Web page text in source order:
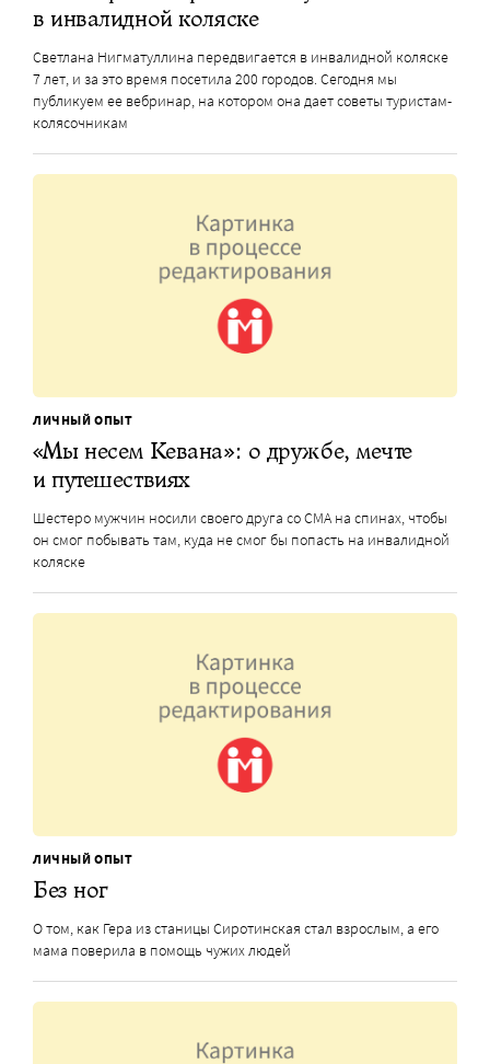
в инвалидной коляске
Светлана Нигматуллина передвигается в инвалидной коляске
7 лет, и за это время посетила 200 городов. Сегодня мы
публикуем ее вебринар, на котором она дает советы туристам-
колясочникам
ЛИЧНЫЙ ОПЫТ
«Мы несем Кевана»: о дружбе, мечте
и путешествиях
Шестеро мужчин носили своего друга со СМА на спинах, чтобы
он смог побывать там, куда не смог бы попасть на инвалидной
коляске
ЛИЧНЫЙ ОПЫТ
Без ног
О том, как Гера из станицы Сиротинская стал взрослым, а его
мама поверила в помощь чужих людей